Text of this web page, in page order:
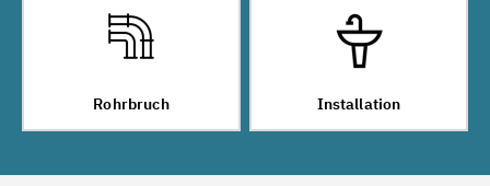
Rohrbruch Installation